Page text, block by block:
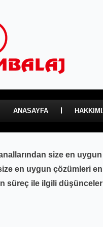
ANASAYFA
size en
en uygun çözümleri
süreç ile ilgili